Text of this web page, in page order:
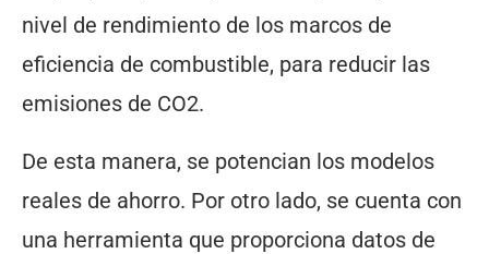
nivel de rendimiento de los marcos de
eficiencia de combustible, para reducir las
emisiones de CO2.
De esta manera, se potencian los modelos
reales de ahorro. Por otro lado, se cuenta con
una herramienta que proporciona datos de